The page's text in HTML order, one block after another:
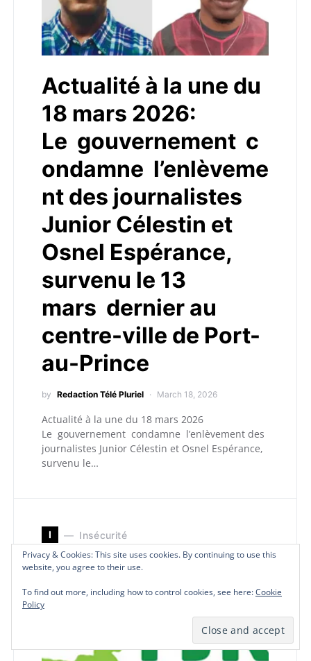
Actualité à la une du
18 mars 2026:
Le gouvernement c
ondamne l’enlèveme
nt des journalistes
Junior Célestin et
Osnel Espérance,
survenu le 13
mars dernier au
centre-ville de Port-
au-Prince
by Redaction Télé Pluriel March 18, 2026
Actualité à la une du 18 mars 2026
Le gouvernement condamne l’enlèvement des
journalistes Junior Célestin et Osnel Espérance,
survenu le…
I
Insécurité
Privacy & Cookies: This site uses cookies. By continuing to use this
website, you agree to their use.
To find out more, including how to control cookies, see here:Cookie
Policy
Privacy & Cookies: This site uses cookies. By continuing to use this
website, you agree to their use.
To find out more, including how to control cookies, see here:Cookie
Policy
Privacy & Cookies: This site uses cookies. By continuing to use this
website, you agree to their use.
To find out more, including how to control cookies, see here:Cookie
Policy